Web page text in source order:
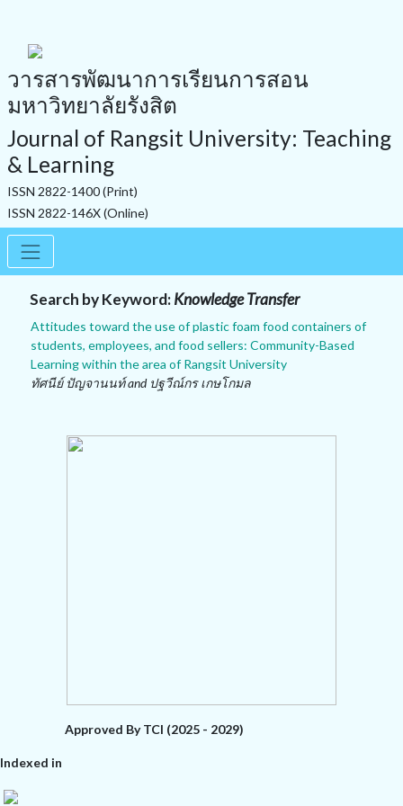
วารสารพัฒนาการเรียนการสอน
มหาวิทยาลัยรังสิต
Journal of Rangsit University: Teaching
& Learning
ISSN 2822-1400 (Print)
ISSN 2822-146X (Online)
Search by Keyword:Knowledge Transfer
Attitudes toward the use of plastic foam food containers of
students, employees, and food sellers: Community-Based
Learning within the area of Rangsit University
ทัศนีย์ ปัญจานนท์ and ปฐวีณ์กร เกษโกมล
Approved By TCI (2025 - 2029)
Indexed in